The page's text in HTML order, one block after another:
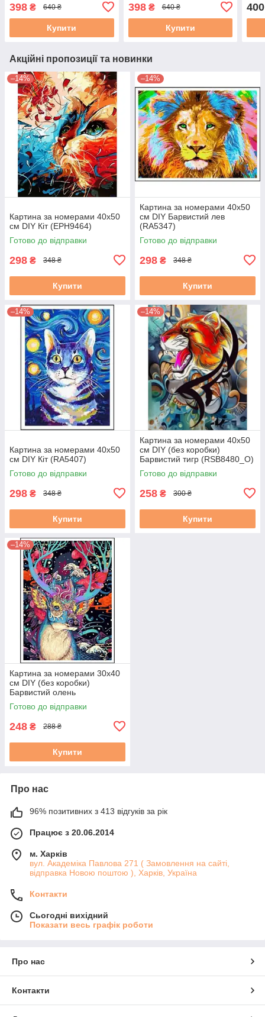
Мандрівниця
398 ₴ 640 ₴
Купити
весна Париж Худ Річард
Макнейл
398₴ 640 ₴
Купити
400
Акційні пропозиції та новинки
–14%
Картина за номерами 40х50
см DIY Кіт (EPH9464)
Готово до відправки
298 ₴ 348 ₴
Купити
–14%
Картина за номерами 40х50
см DIY Барвистий лев
(RA5347)
Готово до відправки
298 ₴ 348 ₴
Купити
–14%
Картина за номерами 40х50
см DIY Кіт (RA5407)
Готово до відправки
298 ₴ 348 ₴
Купити
–14%
Картина за номерами 40х50
см DIY (без коробки)
Барвистий тигр (RSB8480_O)
Готово до відправки
258 ₴ 300 ₴
Купити
–14%
Картина за номерами 30х40
см DIY (без коробки)
Барвистий олень
(EKTL0163_O)
Готово до відправки
248 ₴ 288 ₴
Купити
Про нас
96% позитивних з 413 відгуків за рік
Працює з 20.06.2014
м. Харків
вул. Академіка Павлова 271 ( Замовлення на сайті,
відправка Новою поштою ), Харків, Україна
Контакти
Сьогодні вихідний
Показати весь графік роботи
Про нас
Контакти